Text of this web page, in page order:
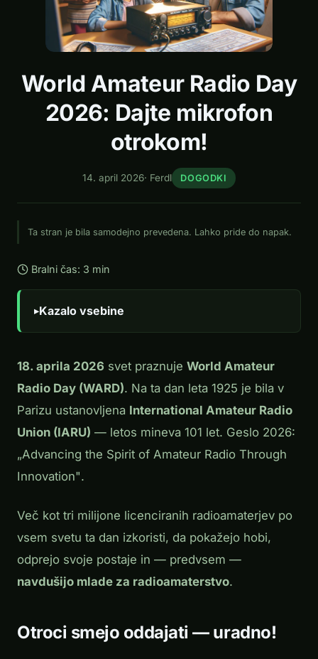
World Amateur Radio Day
2026: Dajte mikrofon
otrokom!
14. april 2026· Ferdl DOGODKI
Ta stran je bila samodejno prevedena. Lahko pride do napak.
Bralni čas: 3 min
Kazalo vsebine
18. aprila 2026 svet praznuje World Amateur
Radio Day (WARD). Na ta dan leta 1925 je bila v
Parizu ustanovljena International Amateur Radio
Union (IARU) — letos mineva 101 let. Geslo 2026:
„Advancing the Spirit of Amateur Radio Through
Innovation".
Več kot tri milijone licenciranih radioamaterjev po
vsem svetu ta dan izkoristi, da pokažejo hobi,
odprejo svoje postaje in — predvsem —
navdušijo mlade za radioamaterstvo.
Otroci smejo oddajati — uradno!